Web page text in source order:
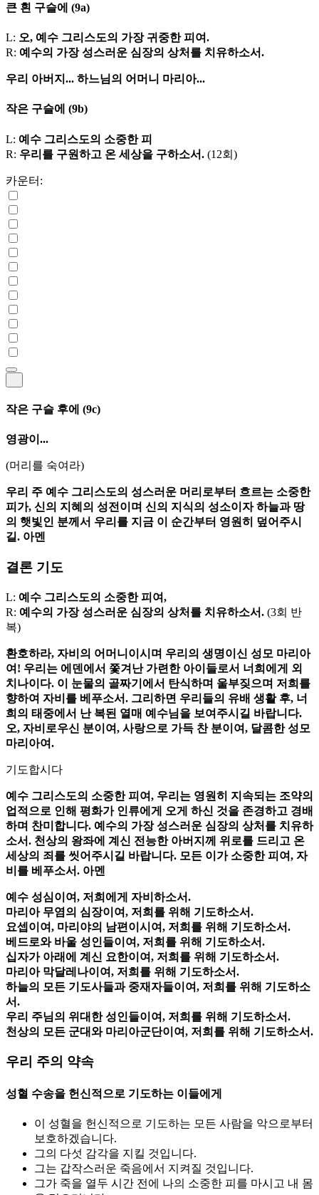
큰 흰 구슬에 (9a)
L: 오, 예수 그리스도의 가장 귀중한 피여.
R: 예수의 가장 성스러운 심장의 상처를 치유하소서.
우리 아버지... 하느님의 어머니 마리아...
작은 구슬에 (9b)
L: 예수 그리스도의 소중한 피
R: 우리를 구원하고 온 세상을 구하소서. (12회)
카운터:
작은 구슬 후에 (9c)
영광이...
(머리를 숙여라)
우리 주 예수 그리스도의 성스러운 머리로부터 흐르는 소중한
피가, 신의 지혜의 성전이며 신의 지식의 성소이자 하늘과 땅
의 햇빛인 분께서 우리를 지금 이 순간부터 영원히 덮어주시
길. 아멘
결론 기도
L: 예수 그리스도의 소중한 피여,
R: 예수의 가장 성스러운 심장의 상처를 치유하소서. (3회 반
복)
환호하라, 자비의 어머니이시며 우리의 생명이신 성모 마리아
여! 우리는 에덴에서 쫓겨난 가련한 아이들로서 너희에게 외
치나이다. 이 눈물의 골짜기에서 탄식하며 울부짖으며 저희를
향하여 자비를 베푸소서. 그리하면 우리들의 유배 생활 후, 너
희의 태중에서 난 복된 열매 예수님을 보여주시길 바랍니다.
오, 자비로우신 분이여, 사랑으로 가득 찬 분이여, 달콤한 성모
마리아여.
기도합시다
예수 그리스도의 소중한 피여, 우리는 영원히 지속되는 조약의
업적으로 인해 평화가 인류에게 오게 하신 것을 존경하고 경배
하며 찬미합니다. 예수의 가장 성스러운 심장의 상처를 치유하
소서. 천상의 왕좌에 계신 전능한 아버지께 위로를 드리고 온
세상의 죄를 씻어주시길 바랍니다. 모든 이가 소중한 피여, 자
비를 베푸소서. 아멘
예수 성심이여, 저희에게 자비하소서.
마리아 무염의 심장이여, 저희를 위해 기도하소서.
요셉이여, 마리야의 남편이시여, 저희를 위해 기도하소서.
베드로와 바울 성인들이여, 저희를 위해 기도하소서.
십자가 아래에 계신 요한이여, 저희를 위해 기도하소서.
마리아 막달레나이여, 저희를 위해 기도하소서.
하늘의 모든 기도사들과 중재자들이여, 저희를 위해 기도하소
서.
우리 주님의 위대한 성인들이여, 저희를 위해 기도하소서.
천상의 모든 군대와 마리아군단이여, 저희를 위해 기도하소서.
우리 주의 약속
성혈 수송을 헌신적으로 기도하는 이들에게
이 성혈을 헌신적으로 기도하는 모든 사람을 악으로부터
보호하겠습니다.
그의 다섯 감각을 지킬 것입니다.
그는 갑작스러운 죽음에서 지켜질 것입니다.
그가 죽을 열두 시간 전에 나의 소중한 피를 마시고 내 몸